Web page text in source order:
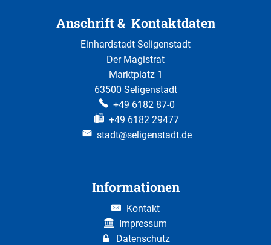
Anschrift & Kontaktdaten
Einhardstadt Seligenstadt
Der Magistrat
Marktplatz 1
63500 Seligenstadt
+49 6182 87-0
+49 6182 29477
stadt@seligenstadt.de
Informationen
Kontakt
Impressum
Datenschutz